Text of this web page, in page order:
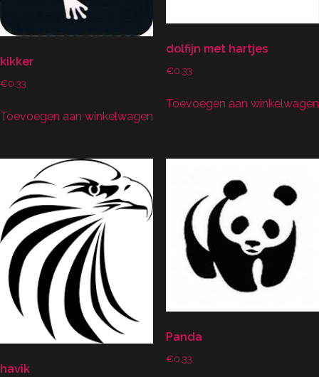
kikker
€0.33
Toevoegen aan winkelwagen
dolfijn met hartjes
€0.33
Toevoegen aan winkelwagen
havik
Panda
€0.33